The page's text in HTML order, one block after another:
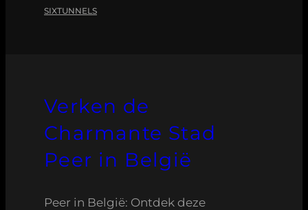
SIXTUNNELS
Verken de
Charmante Stad
Peer in België
Peer in België: Ontdek deze